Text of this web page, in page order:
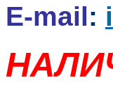
E-mail: